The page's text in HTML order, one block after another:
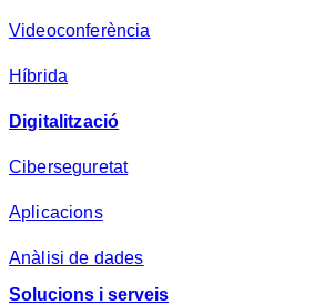
*
Videoconferència
Híbrida
Digitalització
Ciberseguretat
Aplicacions
Anàlisi de dades
Solucions i serveis